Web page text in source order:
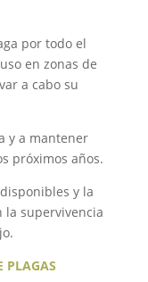
por todo el
en zonas de
a cabo su
y a mantener
próximos años.
y la
la supervivencia
PLAGAS